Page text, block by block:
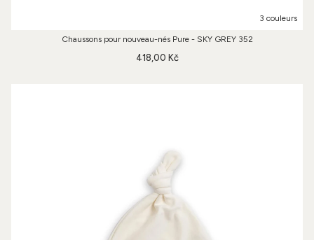
3 couleurs
Chaussons pour nouveau-nés Pure - SKY GREY 352
418,00 Kč